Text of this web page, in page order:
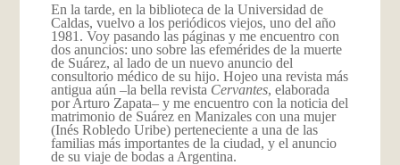
En la tarde, en la biblioteca de la Universidad de
Caldas, vuelvo a los periódicos viejos, uno del año
1981. Voy pasando las páginas y me encuentro con
dos anuncios: uno sobre las efemérides de la muerte
de Suárez, al lado de un nuevo anuncio del
consultorio médico de su hijo. Hojeo una revista más
antigua aún –la bella revista Cervantes, elaborada
por Arturo Zapata– y me encuentro con la noticia del
matrimonio de Suárez en Manizales con una mujer
(Inés Robledo Uribe) perteneciente a una de las
familias más importantes de la ciudad, y el anuncio
de su viaje de bodas a Argentina.